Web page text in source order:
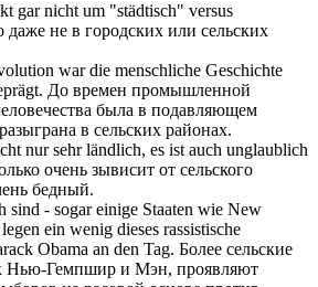
gar nicht um "städtisch" versus
даже не в городских или сельских
war die menschliche Geschichte
До времен промышленной
была в подавляющем
в сельских районах.
nur sehrländlich, es ist auch unglaublich
очень зывисит от сельского
бедный.
sind - sogar einige Staaten wie New
ein wenig dieses rassistische
Obama an den Tag. Более сельские
Нью-Гемпшир и Мэн, проявляют